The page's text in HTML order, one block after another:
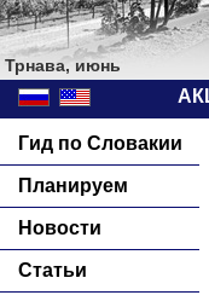
Трнава, июнь
Гид по Словакии
Планируем
Новости
Статьи